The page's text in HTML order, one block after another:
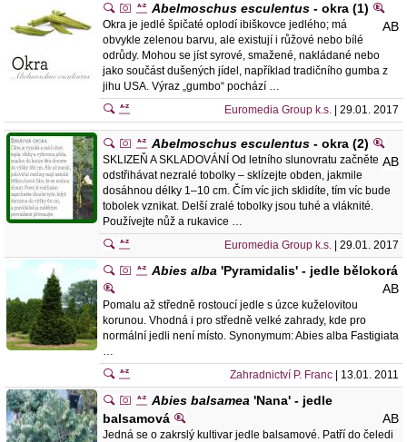
Abelmoschus esculentus - okra (1)
AB
Okra je jedlé špičaté oplodí ibiškovce jedlého; má
obvykle zelenou barvu, ale existují i růžové nebo bílé
odrůdy. Mohou se jíst syrové, smažené, nakládané nebo
jako součást dušených jídel, například tradičního gumba z
jihu USA. Výraz „gumbo“ pochází …
Euromedia Group k.s. | 29.01. 2017
Abelmoschus esculentus - okra (2)
AB
SKLIZEŇ A SKLADOVÁNÍ Od letního slunovratu začněte
odstřihávat nezralé tobolky – sklízejte obden, jakmile
dosáhnou délky 1–10 cm. Čím víc jich sklidíte, tím víc bude
tobolek vznikat. Delší zralé tobolky jsou tuhé a vláknité.
Používejte nůž a rukavice …
Euromedia Group k.s. | 29.01. 2017
Abies alba 'Pyramidalis' - jedle bělokorá
AB
Pomalu až středně rostoucí jedle s úzce kuželovitou
korunou. Vhodná i pro středně velké zahrady, kde pro
normální jedli není místo. Synonymum: Abies alba Fastigiata
…
Zahradnictví P. Franc | 13.01. 2011
Abies balsamea 'Nana' - jedle
balsamová
AB
Jedná se o zakrslý kultivar jedle balsamové. Patří do čeledi